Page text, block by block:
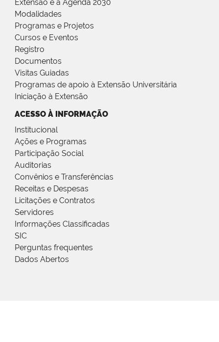
Extensão e a Agenda 2030
Modalidades
Programas e Projetos
Cursos e Eventos
Registro
Documentos
Visitas Guiadas
Programas de apoio à Extensão Universitária
Iniciação à Extensão
ACESSO À INFORMAÇÃO
Institucional
Ações e Programas
Participação Social
Auditorias
Convênios e Transferências
Receitas e Despesas
Licitações e Contratos
Servidores
Informações Classificadas
SIC
Perguntas frequentes
Dados Abertos